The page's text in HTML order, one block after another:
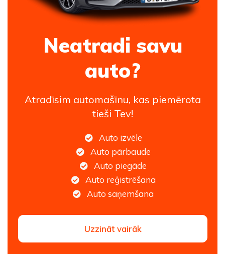
Neatradi savu
auto?
Atradīsim automašīnu, kas piemērota
tieši Tev!
Auto izvēle
Auto pārbaude
Auto piegāde
Auto reģistrēšana
Auto saņemšana
Uzzināt vairāk